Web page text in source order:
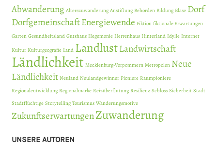
Abwanderung Alterszuwanderung Anstiftung Behörden Bildung Blase Dorf
DorfgemeinschaftEnergiewende Fiktion fiktionale Erwartungen
Garten Gesundheitsland Gutshaus Hegemonie Herrenhaus Hinterland Idylle Internet
Kultur Kulturgeografie Land LandlustLandwirtschaft
Ländlichkeit Mecklenburg-Vorpommern Metropolen Neue
Ländlichkeit Neuland Neulandgewinner Pioniere Raumpioniere
Regionalentwicklung Regionalmarke Reizüberflutung Resilienz Schloss Sicherheit Stadt
Stadtflüchtige Storytelling Tourismus Wanderungsmotive
ZukunftserwartungenZuwanderung
UNSERE AUTOREN